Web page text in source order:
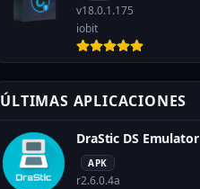
v18.0.1.175
iobit
ÚLTIMAS APLICACIONES
DraStic DS Emulator
APK
r2.6.0.4a